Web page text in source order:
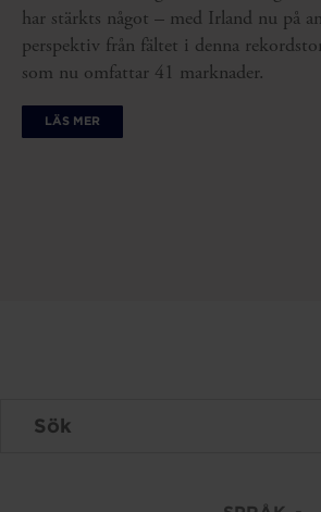
har stärkts något – med Irland nu på
perspektiv från fältet i denna
som nu omfattar 41 marknader.
LÄS MER